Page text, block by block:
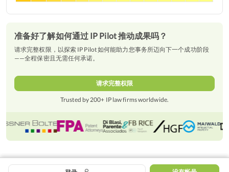
准备好了解如何通过 IP Pilot 推动成果吗？
请求完整权限，以探索 IP Pilot 如何能助力您事务所迈向下一个成功阶段
——全程保密且无需任何承诺。
请求完整权限
Trusted by 200+ IP law firms worldwide.